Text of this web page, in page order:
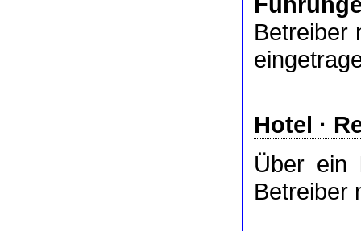
Betreiber
Hotel ·
Über ein
Betreiber